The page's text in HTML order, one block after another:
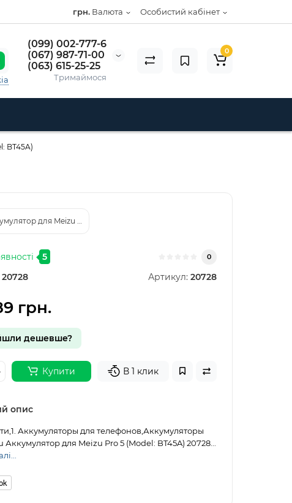
Особистий кабінет
грн. Валюта
(099) 002-777-6
(067) 987-71-00
(063) 615-25-25
Тримаймося
0
BT45A)
для Meizu MX2 (Model: B022)
5 0
20728 Артикул: 20728
грн.
дешевше?
Купити В 1 клик
опис
Аккумуляторы для телефонов,Аккумуляторы
Аккумулятор для Meizu Pro 5 (Model: BT45A) 20728...